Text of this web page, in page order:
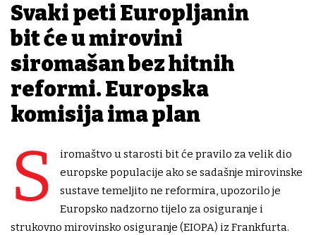
Svaki peti Europljanin
bit će u mirovini
siromašan bez hitnih
reformi. Europska
komisija ima plan
S
iromaštvo u starosti bit će pravilo za velik dio
europske populacije ako se sadašnje mirovinske
sustave temeljito ne reformira, upozorilo je
Europsko nadzorno tijelo za osiguranje i
strukovno mirovinsko osiguranje (EIOPA) iz Frankfurta.